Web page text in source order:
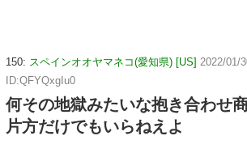
150: スペインオオヤマネコ(愛知県) [US] 2022/01/
ID:QFYQxgIu0
何その地獄みたいな抱き合わせ
片方だけでもいらねえよ